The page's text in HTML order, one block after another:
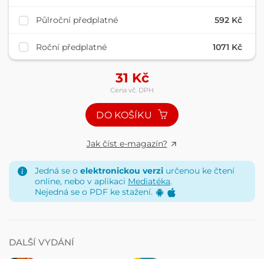
Půlroční předplatné 592 Kč
Roční předplatné 1071 Kč
31 Kč
Cena vč. DPH
DO KOŠÍKU
Jak číst e-magazín?
Jedná se o elektronickou verzi určenou ke čtení
online, nebo v aplikaci Mediatéka.
Nejedná se o PDF ke stažení.
DALŠÍ VYDÁNÍ